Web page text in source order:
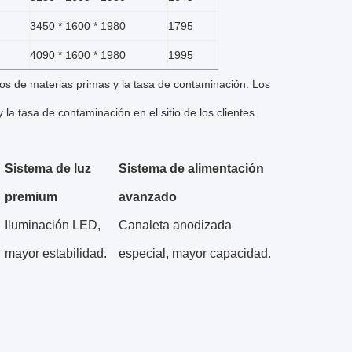
3450 * 1600 * 1980 1795
4090 * 1600 * 1980 1995
de materias primas y la tasa de contaminación. Los
tasa de contaminación en el sitio de los clientes.
Sistema de luz
premium
Iluminación LED,
mayor estabilidad.
Sistema de alimentación
avanzado
Canaleta anodizada
especial, mayor capacidad.